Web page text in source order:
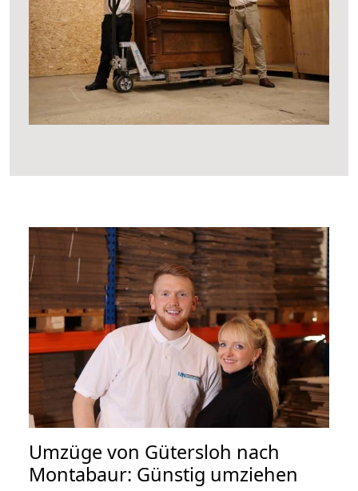
Umzüge von Gütersloh nach
Montabaur: Günstig umziehen